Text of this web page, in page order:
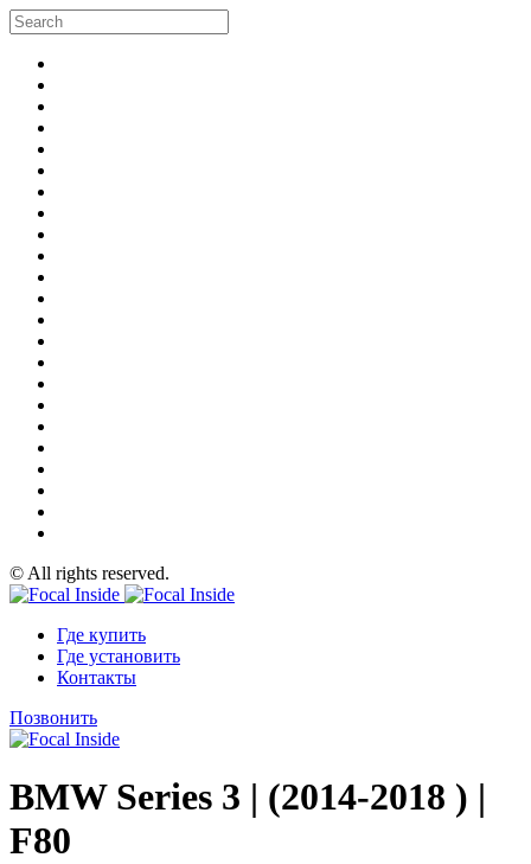
© All rights reserved.
Где купить
Где установить
Контакты
Позвонить
BMW Series 3 | (2014-2018 ) |
F80